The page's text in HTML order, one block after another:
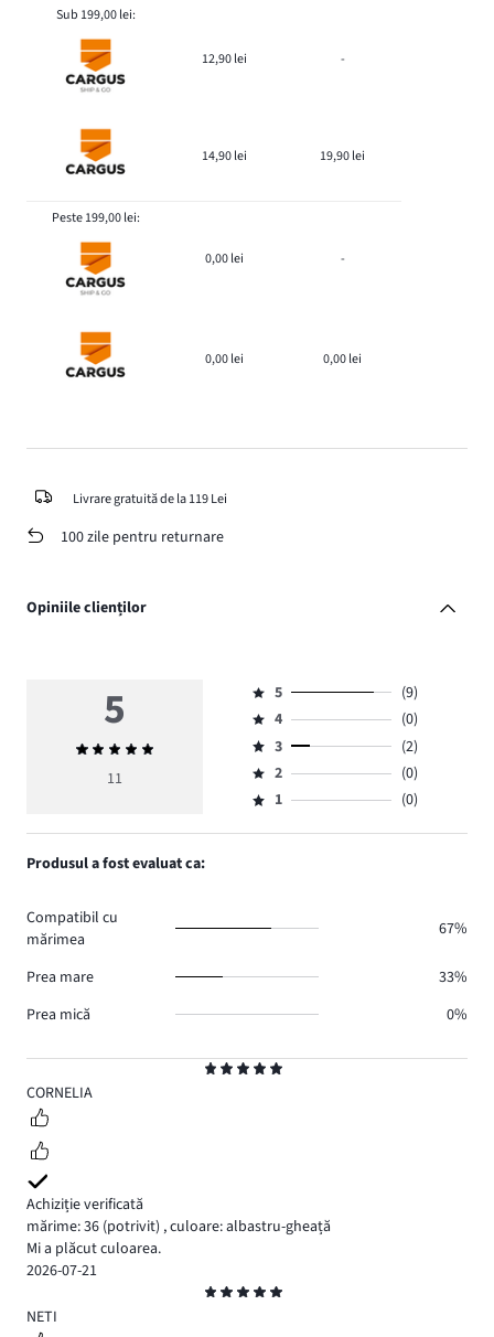
Sub 199,00 lei:
12,90 lei -
14,90 lei 19,90 lei
Peste 199,00 lei:
0,00 lei -
0,00 lei 0,00 lei
Livrare gratuită de la 119 Lei
100 zile pentru returnare
Opiniile clienților
5
CORNELIA
Achiziție verificată
mărime: 36 (potrivit) ,culoare: albastru-gheață
Mi a plăcut culoarea.
2026-07-21
5
NETI
5
Evaluarea
medie
11
Evaluare
5,
numărul
de
voturi
9.
5
(9)
Evaluare
4,
numărul
de
0.
4
(0)
Evaluare
3,
numărul
3
(2)
Evaluare
2,
2
(0)
Evaluare
1,
1 (0)
Produsul a fost evaluat ca:
Compatibil cu
mărimea
67%
Prea mare
33%
Prea mică
0%